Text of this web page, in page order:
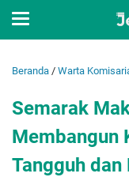
Beranda / Warta
Semarak
Membangun
Tangguh